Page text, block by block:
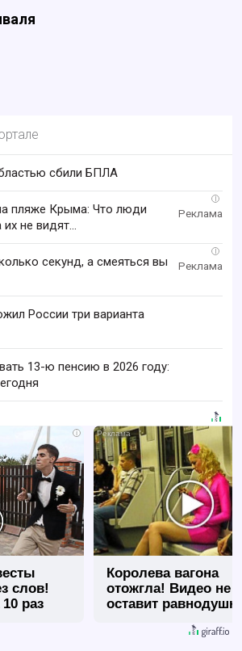
сбили БПЛА
i
пляже Крыма: Что люди
не видят...
i
секунд, а смеяться вы
России три варианта
13-ю пенсию в 2026 году:
i
слов!
раз
Королева вагона
отожгла! Видео не
оставит